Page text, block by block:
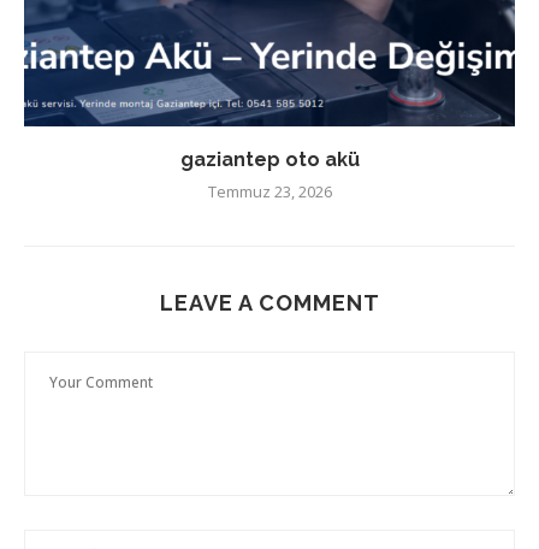
gaziantep oto akü
Temmuz 23, 2026
LEAVE A COMMENT